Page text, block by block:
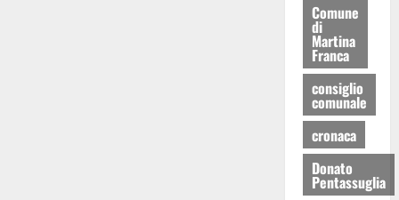
Comune
di
Martina
Franca
consiglio
comunale
cronaca
Donato
Pentassuglia